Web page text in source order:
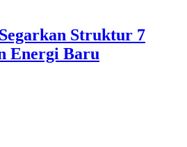
Struktur 7
Energi Baru